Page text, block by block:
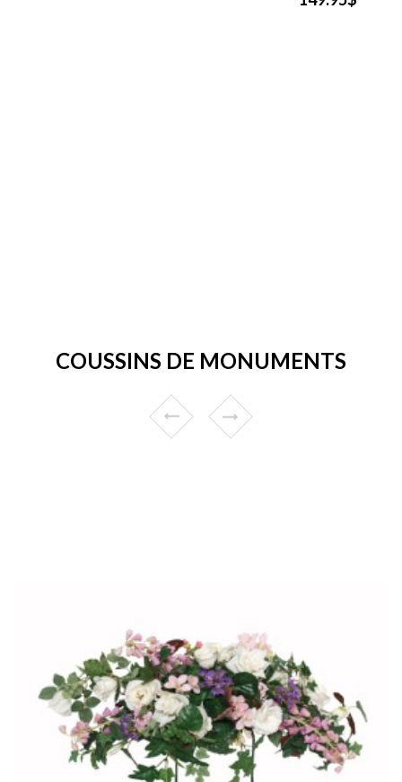
COUSSINS DE MONUMENTS